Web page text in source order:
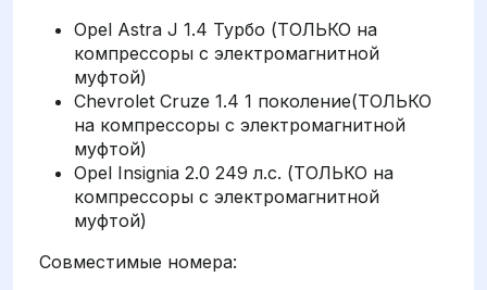
Opel Astra J 1.4 Турбо (ТОЛЬКО на
компрессоры с электромагнитной
муфтой)
Chevrolet Cruze 1.4 1 поколение(ТОЛЬКО
на компрессоры с электромагнитной
муфтой)
Opel Insignia 2.0 249 л.с. (ТОЛЬКО на
компрессоры с электромагнитной
муфтой)
Совместимые номера: